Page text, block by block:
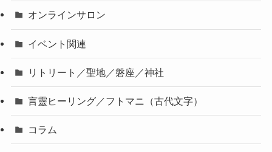
オンラインサロン
イベント関連
リトリート／聖地／磐座／神社
言靈ヒーリング／フトマニ（古代文字）
コラム